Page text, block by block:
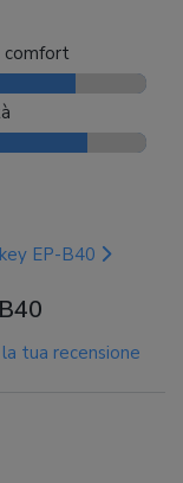
EP-B40
tua recensione